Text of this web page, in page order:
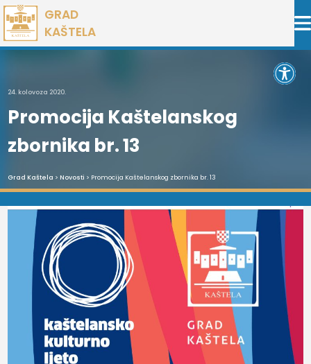
Preskoči
na
sadržaj
GRAD
KAŠTELA
24. kolovoza 2020.
Promocija Kaštelanskog
zbornika br. 13
Grad Kaštela > Novosti > Promocija Kaštelanskog zbornika br. 13